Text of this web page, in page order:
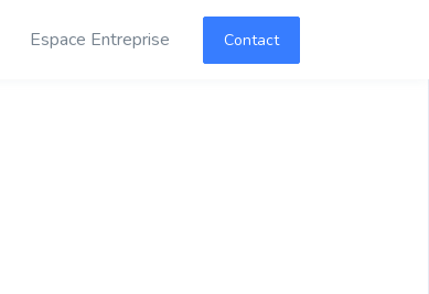
Espace Entreprise Contact